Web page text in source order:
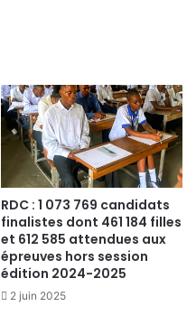
RDC : 1 073 769 candidats
finalistes dont 461 184 filles
et 612 585 attendues aux
épreuves hors session
édition 2024-2025
2 juin 2025